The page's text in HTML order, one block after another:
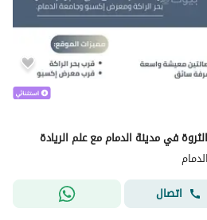
في مدينة الدمام مع علم الريادة
اتصال